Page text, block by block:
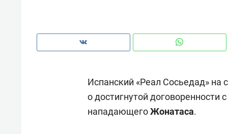
Испанский «Реал Сосьедад» на
о достигнутой договоренности
нападающегоЖонатаса.